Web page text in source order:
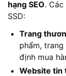
hạng SEO.
SSD:
Trang
phẩm,
định mua
Website tin